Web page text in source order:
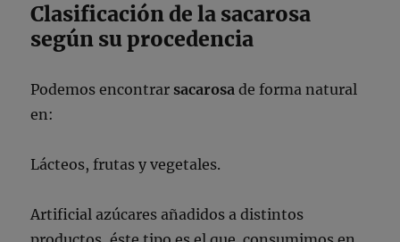
Clasificación de la sacarosa
según su procedencia
Podemos encontrar sacarosa de forma natural
en:
Lácteos, frutas y vegetales.
Artificialazúcares añadidos a distintos